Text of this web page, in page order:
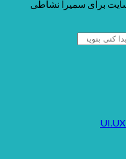
این سایت برای سمیرا نشاطی